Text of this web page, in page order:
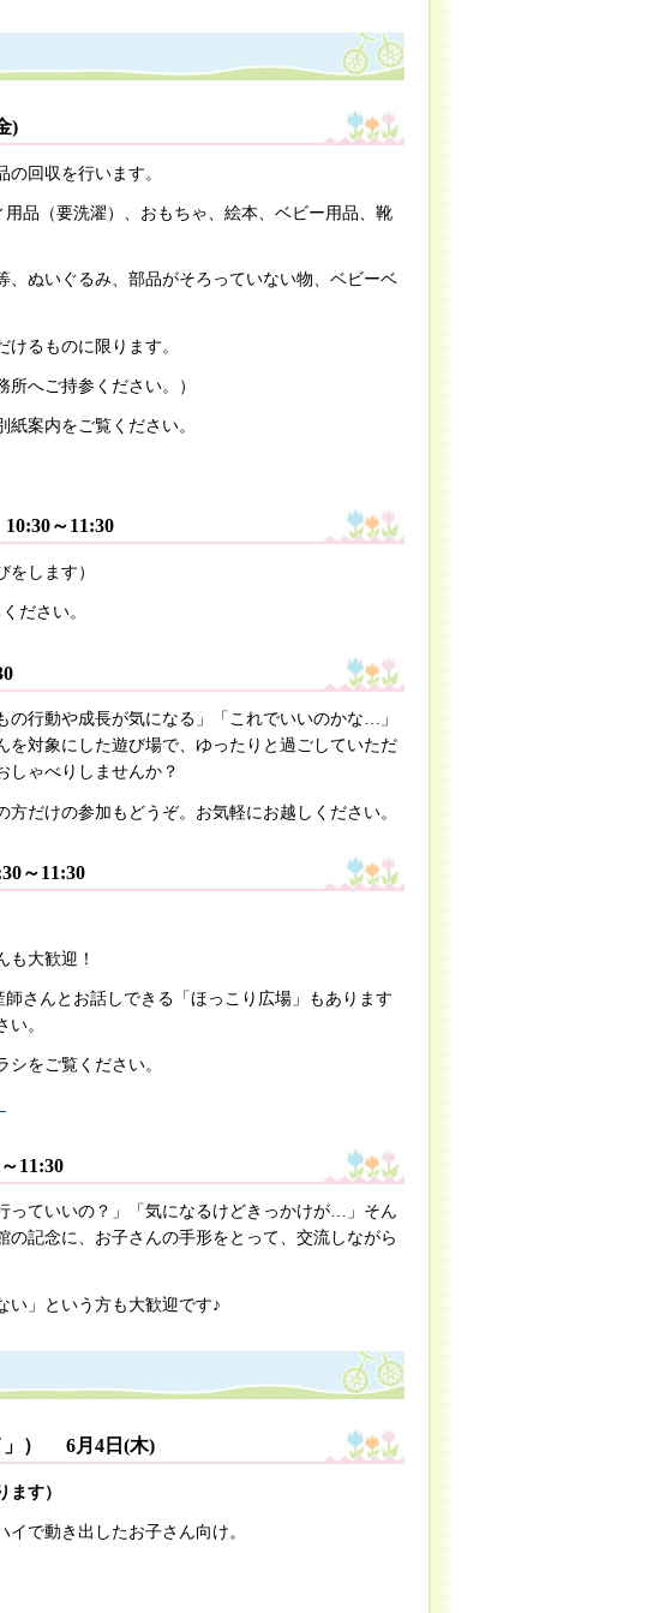
)
回収を行います。
品（要洗濯）、おもちゃ、絵本、ベビー用品、靴
ぬいぐるみ、部品がそろっていない物、ベビーベ
るものに限ります。
所へご持参ください。）
案内をご覧ください。
～11:30
します）
ださい。
の行動や成長が気になる」「これでいいのかな…」
対象にした遊び場で、ゆったりと過ごしていただ
しゃべりしませんか？
だけの参加もどうぞ。お気軽にお越しください。
～11:30
も大歓迎！
さんとお話しできる「ほっこり広場」もあります
。
をご覧ください。
11:30
っていいの？」「気になるけどきっかけが…」そん
記念に、お子さんの手形をとって、交流しながら
い」という方も大歓迎です♪
」） 6月4日(木)
す）
で動き出したお子さん向け。